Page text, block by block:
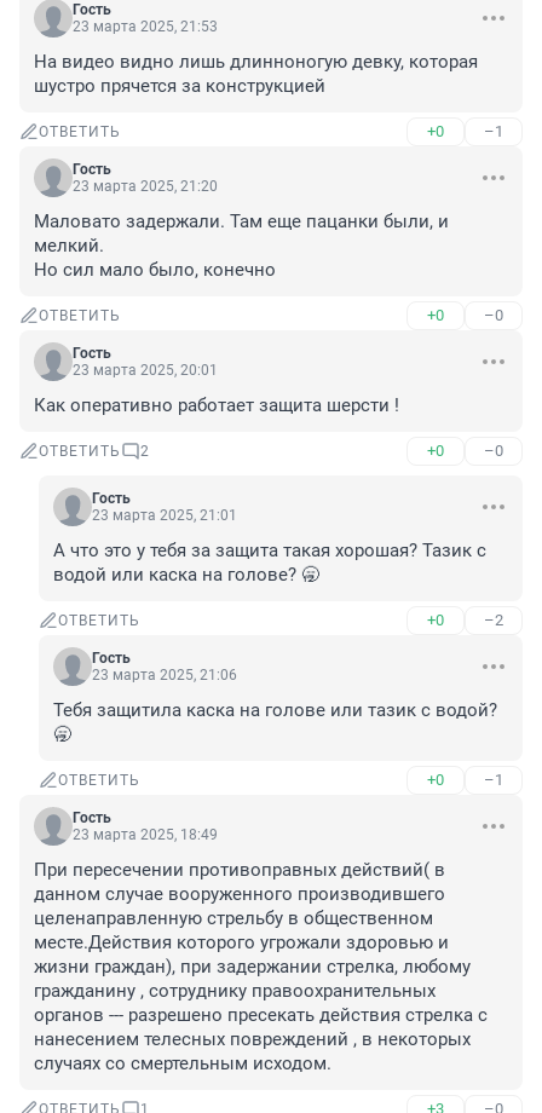
Гость
23 марта 2025, 21:53
На видео видно лишь длинноногую девку, которая
шустро прячется за конструкцией
ОТВЕТИТЬ +0 –1
Гость
23 марта 2025, 21:20
Маловато задержали. Там еще пацанки были, и
мелкий.
Но сил мало было, конечно
ОТВЕТИТЬ +0 –0
Гость
23 марта 2025, 20:01
Как оперативно работает защита шерсти !
ОТВЕТИТЬ 2 +0 –0
Гость
23 марта 2025, 21:01
А что это у тебя за защита такая хорошая? Тазик с
водой или каска на голове? 🥱
ОТВЕТИТЬ +0 –2
Гость
23 марта 2025, 21:06
Тебя защитила каска на голове или тазик с водой?
🥱
ОТВЕТИТЬ +0 –1
Гость
23 марта 2025, 18:49
При пересечении противоправных действий( в
данном случае вооруженного производившего
целенаправленную стрельбу в общественном
месте.Действия которого угрожали здоровью и
жизни граждан), при задержании стрелка, любому
гражданину , сотруднику правоохранительных
органов --- разрешено пресекать действия стрелка с
нанесением телесных повреждений , в некоторых
случаях со смертельным исходом.
ОТВЕТИТЬ 1 +3 –0